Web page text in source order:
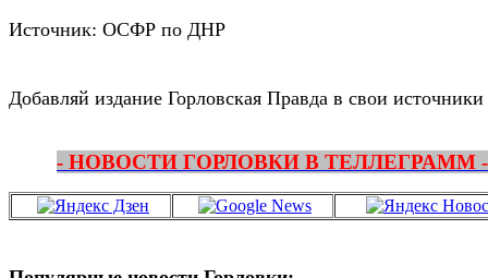
Источник: ОСФР по ДНР
Добавляй издание Горловская Правда в свои источники
- НОВОСТИ ГОРЛОВКИ В ТЕЛЛЕГРАММ -